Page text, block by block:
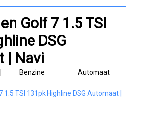
Golf 7 1.5 TSI
DSG
| Navi
Benzine Automaat